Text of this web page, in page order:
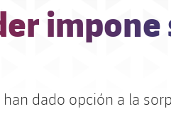
impone
dado opción a la